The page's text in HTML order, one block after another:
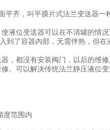
齐，叫平膜片式法兰变送器
液位变送器可以在不清罐的情
到了容器内部，无需伴热，但
，都没有安装阀门，以后的维修
。可以解决传统法兰静压液位变
度范围内